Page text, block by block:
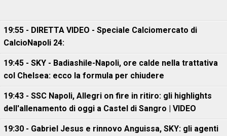
19:55 - DIRETTA VIDEO - Speciale Calciomercato di
CalcioNapoli 24:
19:45 - SKY - Badiashile-Napoli, ore calde nella trattativa
col Chelsea: ecco la formula per chiudere
19:43 - SSC Napoli, Allegri on fire in ritiro: gli highlights
dell'allenamento di oggi a Castel di Sangro | VIDEO
19:30 - Gabriel Jesus e rinnovo Anguissa, SKY: gli agenti